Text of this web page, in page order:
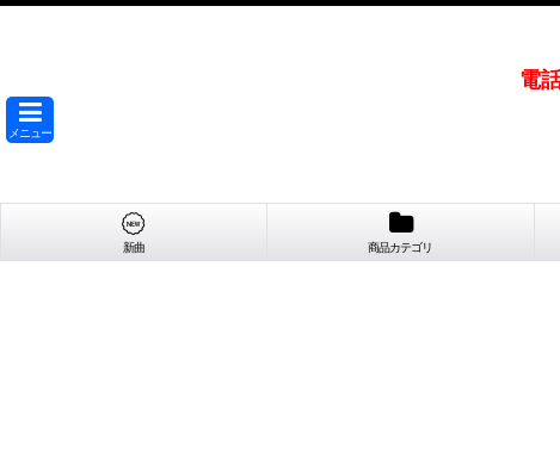
電
メニュー
新曲 商品カテゴリ